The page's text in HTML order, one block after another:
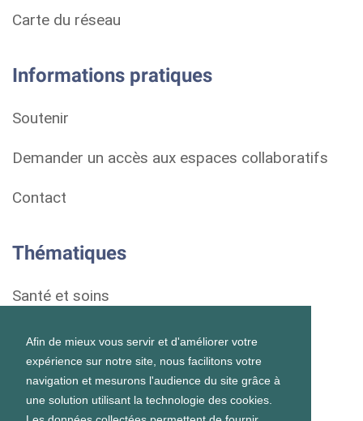
Afin de mieux vous servir et d'améliorer votre
expérience sur notre site, nous facilitons votre
navigation et mesurons l'audience du site grâce à
une solution utilisant la technologie des cookies.
Carte du réseau
Informations pratiques
Soutenir
Demander un accès aux espaces collaboratifs
Contact
Thématiques
Santé et soins
Droits et démarches
Habitat
Formation et vie scolaire